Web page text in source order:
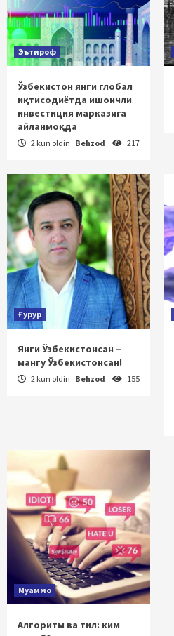
Эътироф
Ўзбекистон янги глобал
иқтисодиётда ишончли
инвестиция марказига
айланмоқда
2 kun oldin Behzod 217
Ғурур
Янги Ўзбекистонсан –
мангу Ўзбекистонсан!
2 kun oldin Behzod 155
Муаммо
Алгоритм ва тил: ким